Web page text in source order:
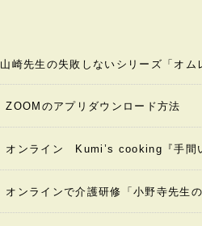
山崎先生の失敗しないシリーズ「オム
ZOOMのアプリダウンロード方法
オンライン Kumi’s cooking『手間
オンラインで介護研修「小野寺先生